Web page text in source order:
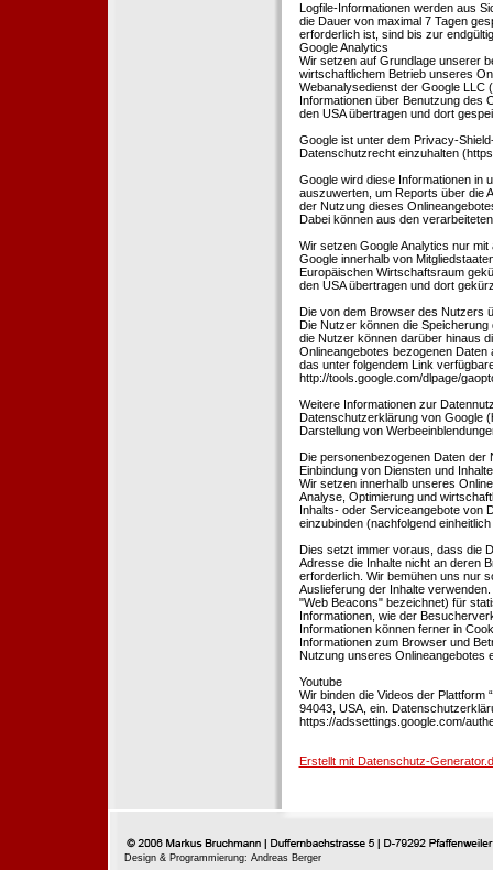
Logfile-Informationen werden aus
die Dauer von maximal 7 Tagen
erforderlich ist, sind bis zur
Google Analytics
Wir setzen auf Grundlage unserer
wirtschaftlichem Betrieb unseres
Webanalysedienst der Google LLC
Informationen über Benutzung des
den USA übertragen und dort
Google ist unter dem Privacy-
Datenschutzrecht einzuhalten
Google wird diese Informationen in
auszuwerten, um Reports über die
der Nutzung dieses
Dabei können aus den
Wir setzen Google Analytics nur
Google innerhalb von
Europäischen Wirtschaftsraum
den USA übertragen und dort
Die von dem Browser des Nutzers
Die Nutzer können die
die Nutzer können darüber hinaus
Onlineangebotes bezogenen
das unter folgendem Link
http://tools.google.com/dlpage/
Weitere Informationen zur
Datenschutzerklärung von Google
Darstellung von
Die personenbezogenen Daten der
Einbindung von Diensten und
Wir setzen innerhalb unseres
Analyse, Optimierung und
Inhalts- oder Serviceangebote von
einzubinden (nachfolgend
Dies setzt immer voraus, dass die
Adresse die Inhalte nicht an deren
erforderlich. Wir bemühen uns nur
Auslieferung der Inhalte
"Web Beacons" bezeichnet) für
Informationen, wie der
Informationen können ferner in
Informationen zum Browser und
Nutzung unseres Onlineangebotes
Youtube
Wir binden die Videos der Plattform
94043, USA, ein.
https://adssettings.google.com/
Erstellt mit Datenschutz-
Design & Programmierung: Andreas Berger